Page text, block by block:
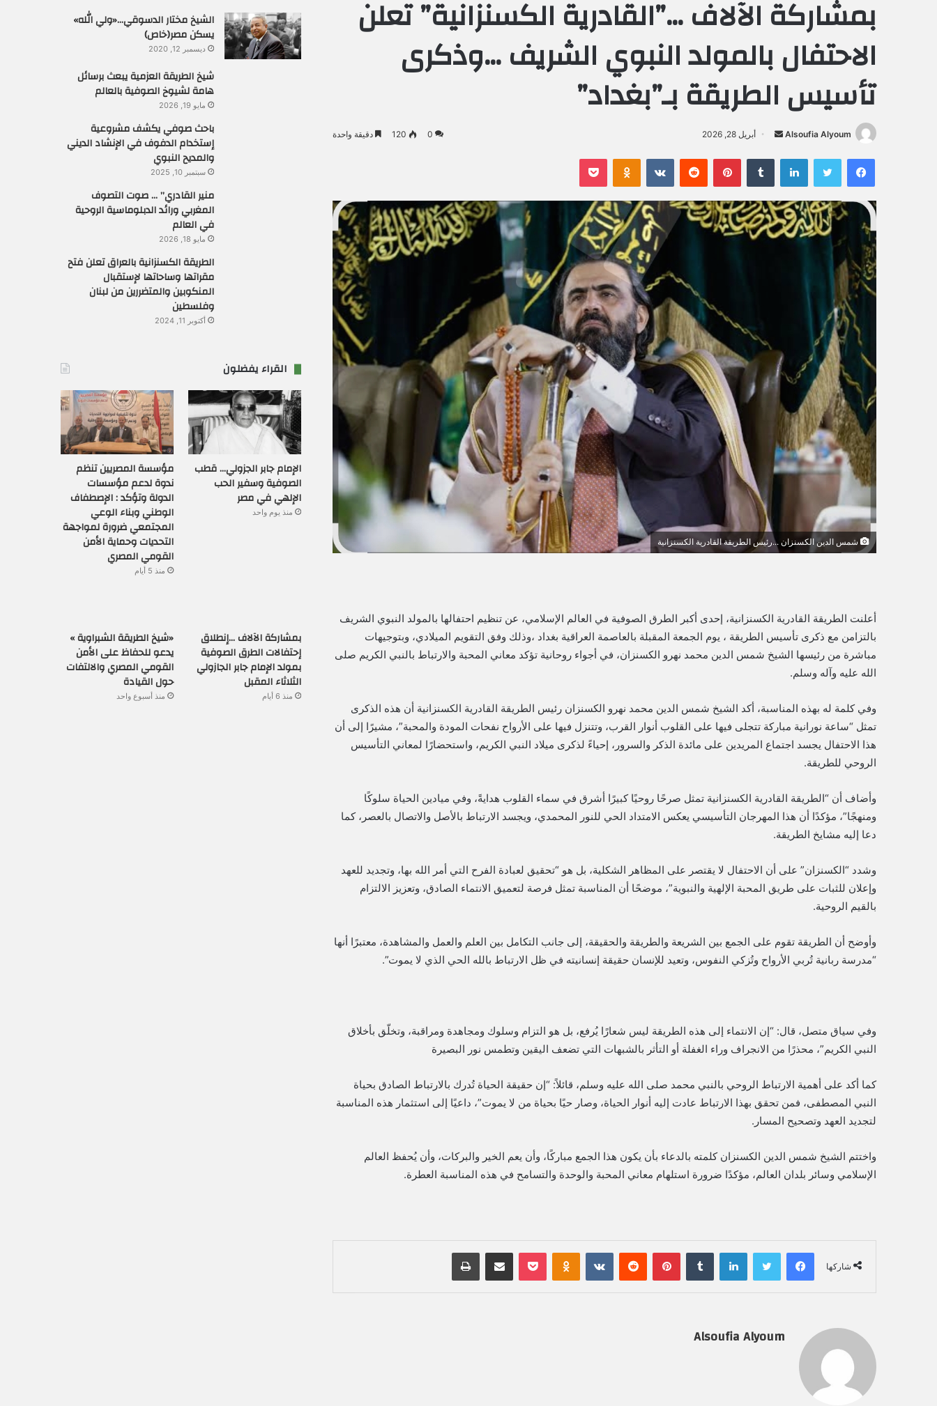
بمشاركة الآلاف …”القادرية الكسنزانية” تعلن
الاحتفال بالمولد النبوي الشريف …وذكرى
تأسيس الطريقة بـ”بغداد”
Alsoufia Alyoum
ل
ب
ر
ي
ر
و
ن
أبريل 28, 2026 0
120 دقيقة واحدة
فيسبوك لينكدإن بينتيريست
شمس الدين الكسنزان ...رئيس الطريقة القادرية الكسنزانية
أعلنت الطريقة القادرية الكسنزانية، إحدى أكبر الطرق الصوفية في العالم الإسلامي، عن تنظيم احتفالها بالمولد النبوي الشريف
بالتزامن مع ذكرى تأسيس الطريقة ، يوم الجمعة المقبلة بالعاصمة العراقية بغداد ،وذلك وفق التقويم الميلادي، وبتوجيهات
مباشرة من رئيسها الشيخ شمس الدين محمد نهرو الكسنزان، في أجواء روحانية تؤكد معاني المحبة والارتباط بالنبي الكريم صلى
الله عليه وآله وسلم.
وفي كلمة له بهذه المناسبة، أكد الشيخ شمس الدين محمد نهرو الكسنزان رئيس الطريقة القادرية الكسنزانية أن هذه الذكرى
تمثل “ساعة نورانية مباركة تتجلى فيها على القلوب أنوار القرب، وتتنزل فيها على الأرواح نفحات المودة والمحبة”، مشيرًا إلى أن
هذا الاحتفال يجسد اجتماع المريدين على مائدة الذكر والسرور، إحياءً لذكرى ميلاد النبي الكريم، واستحضارًا لمعاني التأسيس
الروحي للطريقة.
وأضاف أن “الطريقة القادرية الكسنزانية تمثل صرحًا روحيًا كبيرًا أشرق في سماء القلوب هدايةً، وفي ميادين الحياة سلوكًا
ومنهجًا”، مؤكدًا أن هذا المهرجان التأسيسي يعكس الامتداد الحي للنور المحمدي، ويجسد الارتباط بالأصل والاتصال بالعصر، كما
دعا إليه مشايخ الطريقة.
وشدد “الكسنزان” على أن الاحتفال لا يقتصر على المظاهر الشكلية، بل هو “تحقيق لعبادة الفرح التي أمر الله بها، وتجديد للعهد
وإعلان للثبات على طريق المحبة الإلهية والنبوية”، موضحًا أن المناسبة تمثل فرصة لتعميق الانتماء الصادق، وتعزيز الالتزام
بالقيم الروحية.
وأوضح أن الطريقة تقوم على الجمع بين الشريعة والطريقة والحقيقة، إلى جانب التكامل بين العلم والعمل والمشاهدة، معتبرًا أنها
“مدرسة ربانية تُربي الأرواح وتُزكي النفوس، وتعيد للإنسان حقيقة إنسانيته في ظل الارتباط بالله الحي الذي لا يموت”.
وفي سياق متصل، قال: “إن الانتماء إلى هذه الطريقة ليس شعارًا يُرفع، بل هو التزام وسلوك ومجاهدة ومراقبة، وتخلّق بأخلاق
النبي الكريم”، محذرًا من الانجراف وراء الغفلة أو التأثر بالشبهات التي تضعف اليقين وتطمس نور البصيرة
كما أكد على أهمية الارتباط الروحي بالنبي محمد صلى الله عليه وسلم، قائلاً: “إن حقيقة الحياة تُدرك بالارتباط الصادق بحياة
النبي المصطفى، فمن تحقق بهذا الارتباط عادت إليه أنوار الحياة، وصار حيًا بحياة من لا يموت”، داعيًا إلى استثمار هذه المناسبة
لتجديد العهد وتصحيح المسار.
واختتم الشيخ شمس الدين الكسنزان كلمته بالدعاء بأن يكون هذا الجمع مباركًا، وأن يعم الخير والبركات، وأن يُحفظ العالم
الإسلامي وسائر بلدان العالم، مؤكدًا ضرورة استلهام معاني المحبة والوحدة والتسامح في هذه المناسبة العطرة.
شاركها
فيسبوك لينكدإن بينتيريست بوكيت
Alsoufia Alyoum
الشيخ مختار الدسوقي…«ولي الله»
يسكن مصر(خاص)
ديسمبر 12, 2020
شيخ الطريقة العزمية يبعث برسائل
هامة لشيوخ الصوفية بالعالم
مايو 19, 2026
باحث صوفي يكشف مشروعية
إستخدام الدفوف في الإنشاد الديني
والمديح النبوي
سبتمبر 10, 2025
منير القادري” … صوت التصوف
المغربي ورائد الدبلوماسية الروحية
في العالم
مايو 18, 2026
الطريقة الكسنزانية بالعراق تعلن فتح
مقراتها وساحاتها لإستقبال
المنكوبين والمتضررين من لبنان
وفلسطين
أكتوبر 11, 2024
القراء يفضلون
الإمام جابر الجزولي… قطب
الصوفية وسفير الحب
الإلهي في مصر
منذ يوم واحد
مؤسسة المصريين تنظم
ندوة لدعم مؤسسات
الدولة وتؤكد : الإصطفاف
الوطني وبناء الوعي
المجتمعي ضرورة لمواجهة
التحديات وحماية الأمن
القومي المصري
منذ 5 أيام
بمشاركة الآلاف …إنطلاق
إحتفالات الطرق الصوفية
بمولد الإمام جابر الجازولي
الثلاثاء المقبل
منذ 6 أيام
«شيخ الطريقة الشبراوية »
يدعو للحفاظ على الأمن
القومي المصري والالتفات
حول القيادة
منذ أسبوع واحد